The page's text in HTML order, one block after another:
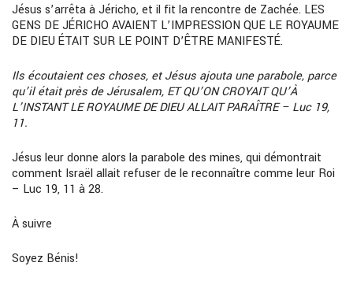
Jésus s’arrêta à Jéricho, et il fit la rencontre de Zachée. LES
GENS DE JÉRICHO AVAIENT L’IMPRESSION QUE LE ROYAUME
DE DIEU ÉTAIT SUR LE POINT D’ÊTRE MANIFESTÉ.
Ils écoutaient ces choses, et Jésus ajouta une parabole, parce
qu’il était près de Jérusalem, ET QU’ON CROYAIT QU’À
L’INSTANT LE ROYAUME DE DIEU ALLAIT PARAÎTRE – Luc 19,
11.
Jésus leur donne alors la parabole des mines, qui démontrait
comment Israël allait refuser de le reconnaître comme leur Roi
– Luc 19, 11 à 28.
À suivre
Soyez Bénis!